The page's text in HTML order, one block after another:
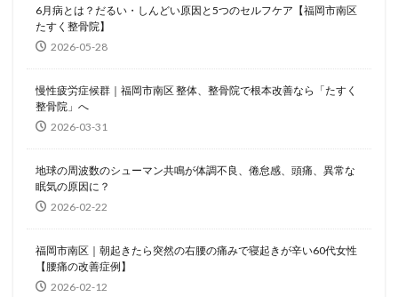
6月病とは？だるい・しんどい原因と5つのセルフケア【福岡市南区
たすく整骨院】
2026-05-28
慢性疲労症候群｜福岡市南区 整体、整骨院で根本改善なら「たすく
整骨院」へ
2026-03-31
地球の周波数のシューマン共鳴が体調不良、倦怠感、頭痛、異常な
眠気の原因に？
2026-02-22
福岡市南区｜朝起きたら突然の右腰の痛みで寝起きが辛い60代女性
【腰痛の改善症例】
2026-02-12